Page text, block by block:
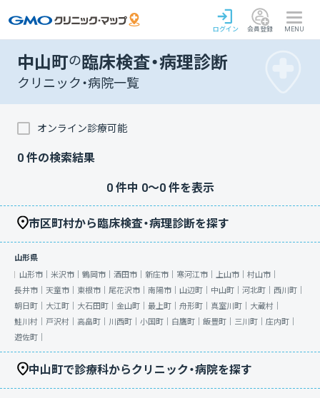
ログイン 会員登録 MENU
中山町の 臨床検査・病理診断
クリニック・病院一覧
オンライン診療可能
0 件の検索結果
0件中 0〜0件を表示
市区町村から臨床検査・病理診断を探す
山形県
山形市｜ 米沢市｜ 鶴岡市｜ 酒田市｜ 新庄市｜ 寒河江市｜ 上山市｜ 村山市｜
長井市｜ 天童市｜ 東根市｜ 尾花沢市｜ 南陽市｜ 山辺町｜ 中山町｜ 河北町｜ 西川町｜
朝日町｜ 大江町｜ 大石田町｜ 金山町｜ 最上町｜ 舟形町｜ 真室川町｜ 大蔵村｜
鮭川村｜ 戸沢村｜ 高畠町｜ 川西町｜ 小国町｜ 白鷹町｜ 飯豊町｜ 三川町｜ 庄内町｜
遊佐町｜
中山町で診療科からクリニック・病院を探す